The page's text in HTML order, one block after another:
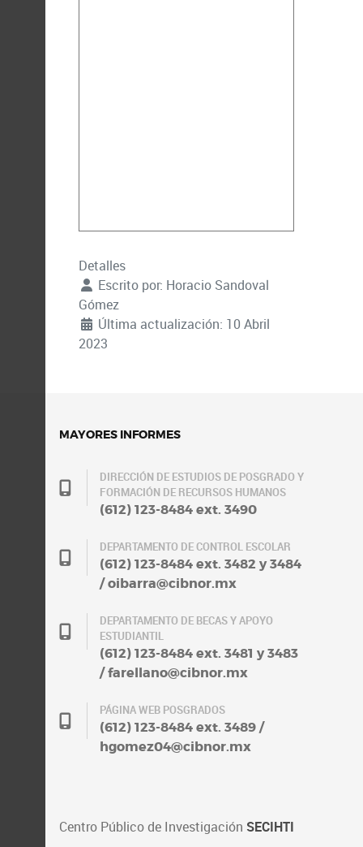
Detalles
Escrito por: Horacio Sandoval
Gómez
Última actualización: 10 Abril
2023
MAYORES INFORMES
DIRECCIÓN DE ESTUDIOS DE POSGRADO Y
FORMACIÓN DE RECURSOS HUMANOS
(612) 123-8484 ext. 3490
DEPARTAMENTO DE CONTROL ESCOLAR
(612) 123-8484 ext. 3482 y 3484
/ oibarra@cibnor.mx
DEPARTAMENTO DE BECAS Y APOYO
ESTUDIANTIL
(612) 123-8484 ext. 3481 y 3483
/ farellano@cibnor.mx
PÁGINA WEB POSGRADOS
(612) 123-8484 ext. 3489 /
hgomez04@cibnor.mx
Centro Público de Investigación SECIHTI